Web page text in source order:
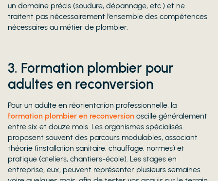
un domaine précis (soudure, dépannage, etc.) et ne
traitent pas nécessairement l’ensemble des compétences
nécessaires au métier de plombier.
3. Formation plombier pour
adultes en reconversion
Pour un adulte en réorientation professionnelle, la
formation plombier en reconversion oscille généralement
entre six et douze mois. Les organismes spécialisés
proposent souvent des parcours modulables, associant
théorie (installation sanitaire, chauffage, normes) et
pratique (ateliers, chantiers-école). Les stages en
entreprise, eux, peuvent représenter plusieurs semaines